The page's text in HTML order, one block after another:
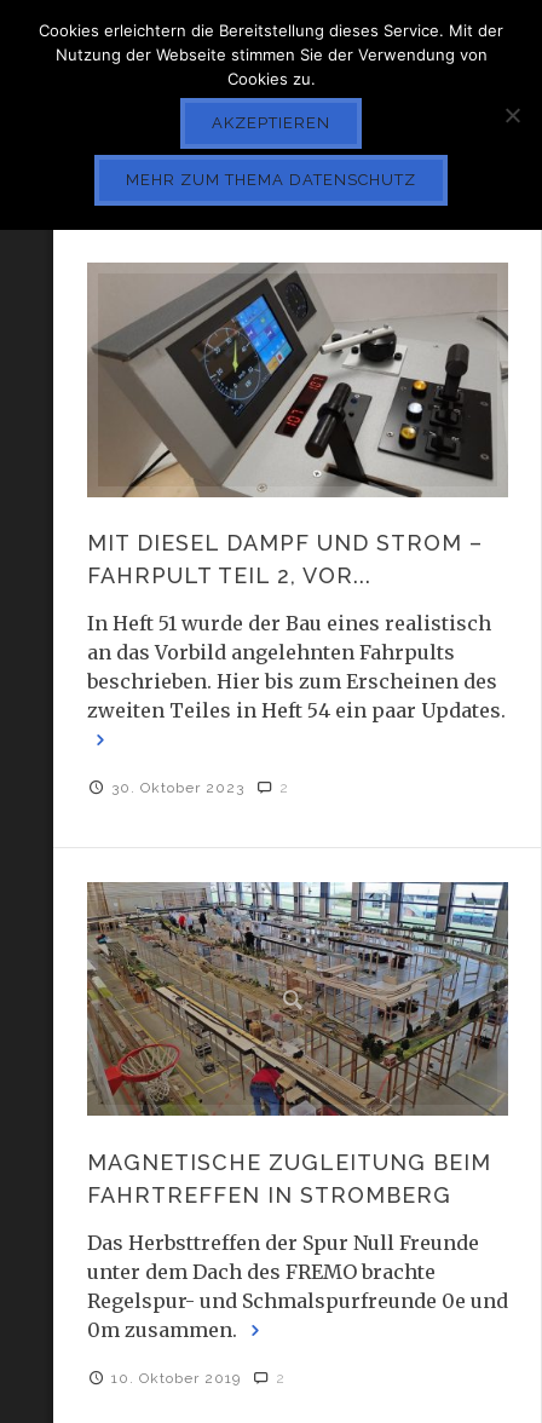
TAG ARCHIVE FAHRBETRIEB
MIT DIESEL DAMPF UND STROM –
FAHRPULT TEIL 2, VOR...
In Heft 51 wurde der Bau eines realistisch
an das Vorbild angelehnten Fahrpults
beschrieben. Hier bis zum Erscheinen des
zweiten Teiles in Heft 54 ein paar Updates.
30. Oktober 2023 2
MAGNETISCHE ZUGLEITUNG BEIM
FAHRTREFFEN IN STROMBERG
Das Herbsttreffen der Spur Null Freunde
unter dem Dach des FREMO brachte
Regelspur- und Schmalspurfreunde 0e und
0m zusammen.
10. Oktober 2019 2
Cookies erleichtern die Bereitstellung dieses Service. Mit der
Nutzung der Webseite stimmen Sie der Verwendung von
Cookies zu.
AKZEPTIEREN
MEHR ZUM THEMA DATENSCHUTZ